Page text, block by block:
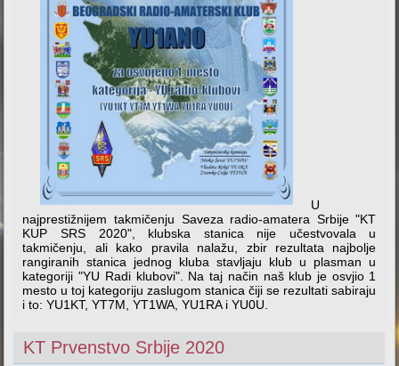
U
najprestižnijem takmičenju Saveza radio-amatera Srbije "KT
KUP SRS 2020", klubska stanica nije učestvovala u
takmičenju, ali kako pravila nalažu, zbir rezultata najbolje
rangiranih stanica jednog kluba stavljaju klub u plasman u
kategoriji "YU Radi klubovi". Na taj način naš klub je osvjio 1
mesto u toj kategoriju zaslugom stanica čiji se rezultati sabiraju
i to: YU1KT, YT7M, YT1WA, YU1RA i YU0U.
KT Prvenstvo Srbije 2020